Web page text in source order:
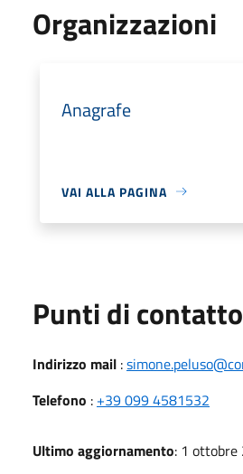
Organizzazioni
Anagrafe
VAI ALLA PAGINA
Punti di contatto
Indirizzo mail :
Telefono : +39 099 4581532
Ultimo aggiornamento: 1 ottobre